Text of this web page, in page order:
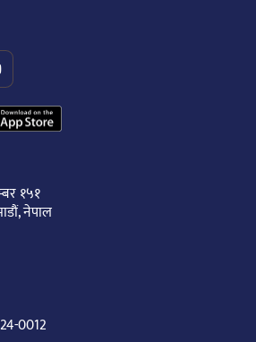
१५१
नेपाल
0012